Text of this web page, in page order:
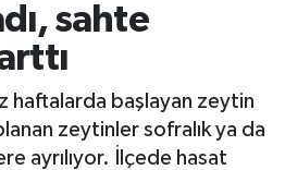
sahte
haftalarda başlayan zeytin
zeytinler sofralık ya da
ayrılıyor. İlçede hasat
Haritası
ve Fikstür